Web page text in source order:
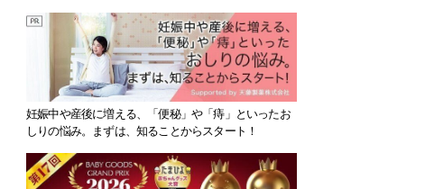
妊娠中や産後に増える、「便秘」や「痔」といったお
しりの悩み。まずは、知ることからスタート！